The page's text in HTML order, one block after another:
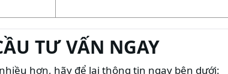
TƯ VẤN NGAY
hơn, hãy để lại thông tin ngay bên dưới: